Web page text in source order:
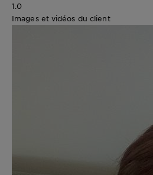
1.0
Images et vidéos du client